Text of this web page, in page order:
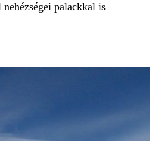
palackkal is